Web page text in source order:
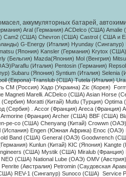
аккумуляторных батарей,
Aral (Германия) ACDelco (США)
Cam2 (США) Chevron (США) Castrol ( США и
G-Energy (Италия) Hyunday
(Япония) Kansler (Германия) Krytox
(Бельгия) Mazda(Япония) Mol (Венгрия)
(Италия) Pentosin (Германия)
Subaru (Япония) Syntium (Италия) Selenia
(Европа) Translub (США) Tutela (Италия)
СМ (Россия) Хадо (Украина) Zic (Корея)
Magneti Marelli. ACDelco (США) Asian Horse
Moratti (Китай) Mutlu (Турция)
(Сербия) . Accor (Франция) Areca (Франция)
(Франция) Archer (США) BBF (США)
pe-co (США) Chenyang (Китай) Crowwn
Engen (Южная Африка) Enoc (ОАЭ)
Band (США) General (ОАЭ) Goodwrench
Kunlun (Китай) KIC (Япония)
(США) Mystik (США) Miralub
NEO (США) National Lube (ОАЭ) OMV
Penrite (Австралия) Petromin (Саудовская
REV-1 (Сингапур) Sunoco (США)